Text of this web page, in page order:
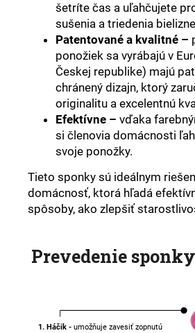
šetríte čas a uľahčujete
sušenia a triedenia
Patentované a kvalitné –
ponožiek sa vyrábajú v
Českej republike) majú
chránený dizajn, ktorý
originalitu a excelentnú
Efektívne – vďaka
si členovia domácnosti
svoje ponožky.
Tieto sponky sú ideálnym
domácnosť, ktorá hľadá
spôsoby, ako zlepšiť
Prevedenie
1. Háčik - umožňuje zavesiť zopnutú